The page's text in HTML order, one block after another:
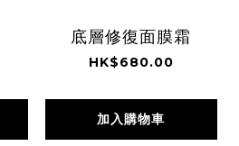
底層修復面膜霜
HK$680.00
加入購物車